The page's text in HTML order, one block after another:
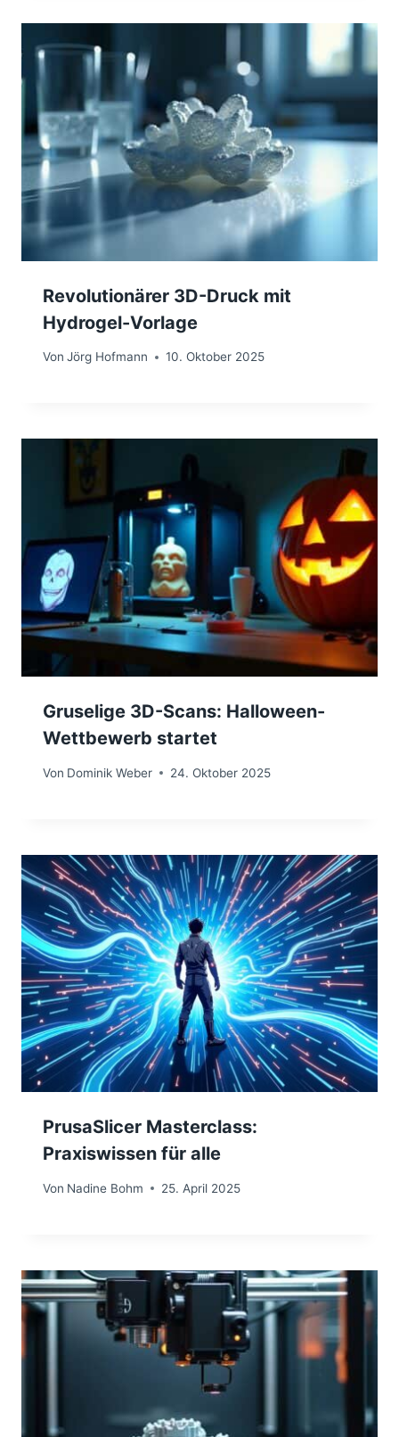
Revolutionärer 3D-Druck mit
Hydrogel-Vorlage
Von Jörg Hofmann 10. Oktober 2025
Gruselige 3D-Scans: Halloween-
Wettbewerb startet
Von Dominik Weber 24. Oktober 2025
PrusaSlicer Masterclass:
Praxiswissen für alle
Von Nadine Bohm 25. April 2025